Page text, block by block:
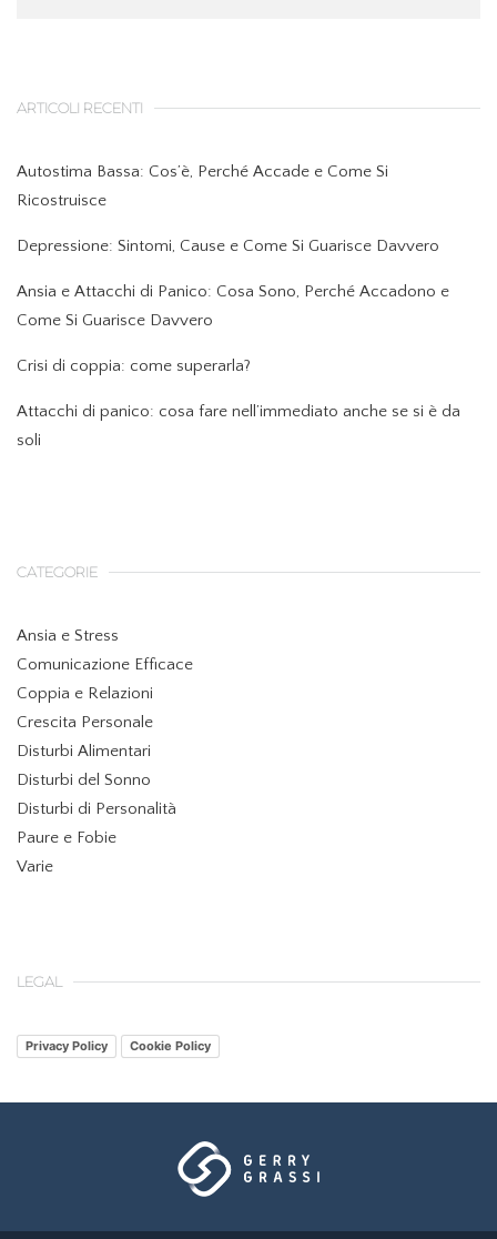
ARTICOLI RECENTI
Autostima Bassa: Cos’è, Perché Accade e Come Si
Ricostruisce
Depressione: Sintomi, Cause e Come Si Guarisce Davvero
Ansia e Attacchi di Panico: Cosa Sono, Perché Accadono e
Come Si Guarisce Davvero
Crisi di coppia: come superarla?
Attacchi di panico: cosa fare nell’immediato anche se si è da
soli
CATEGORIE
Ansia e Stress
Comunicazione Efficace
Coppia e Relazioni
Crescita Personale
Disturbi Alimentari
Disturbi del Sonno
Disturbi di Personalità
Paure e Fobie
Varie
LEGAL
Privacy Policy Cookie Policy